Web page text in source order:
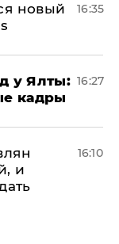
новый
16:35
у Ялты:
кадры
16:27
и
16:10